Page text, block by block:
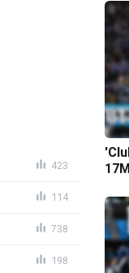
423
114
738
198